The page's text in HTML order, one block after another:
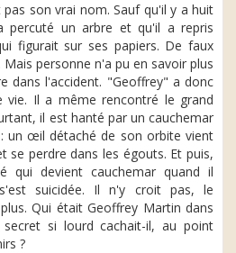
son vrai nom. Sauf qu'il y a huit
percuté un arbre et qu'il a repris
figurait sur ses papiers. De faux
personne n'a pu en savoir plus
dans l'accident. "Geoffrey" a donc
vie. Il a même rencontré le grand
il est hanté par un cauchemar
un œil détaché de son orbite vient
se perdre dans les égouts. Et puis,
qui devient cauchemar quand il
suicidée. Il n'y croit pas, le
Qui était Geoffrey Martin dans
si lourd cachait-il, au point
?